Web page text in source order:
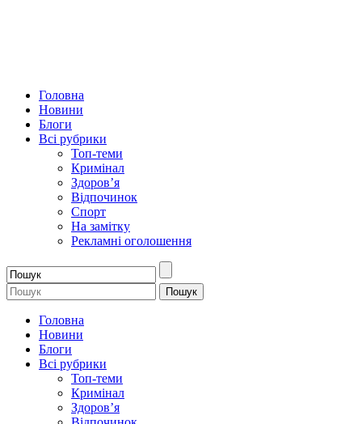
Головна
Новини
Блоги
Всі рубрики
Топ-теми
Кримінал
Здоров’я
Відпочинок
Спорт
На замітку
Рекламні оголошення
Головна
Новини
Блоги
Всі рубрики
Топ-теми
Кримінал
Здоров’я